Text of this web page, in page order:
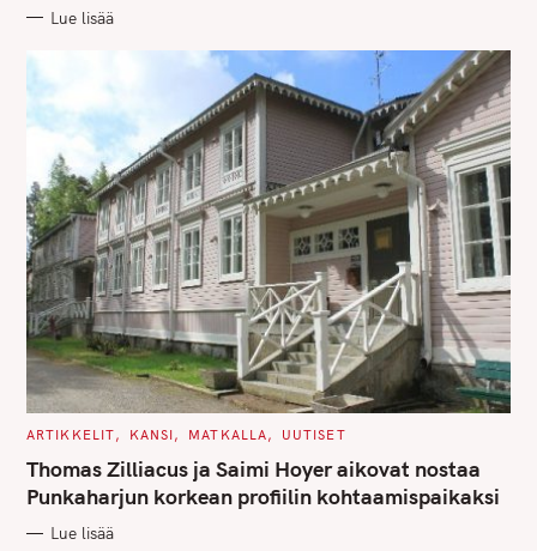
I
Lue lisää
C
T
E
G
O
I
ARTIKKELIT KANSI MATKALLA UUTISET
Thomas Zilliacus ja Saimi Hoyer aikovat nostaa
Punkaharjun korkean profiilin kohtaamispaikaksi
Lue lisää